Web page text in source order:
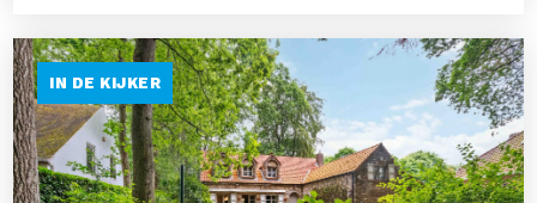
IN DE KIJKER